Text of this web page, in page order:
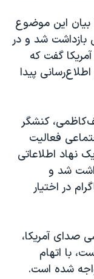
بیان این موضوع
شد و در
گفت که
پیدا
کنشگر
فعالیت
نهاد اطلاعاتی
شد و
در اختیار
صدای آمریکا،
حدودا ۳۵ ساله است، با اتهام
شده است.